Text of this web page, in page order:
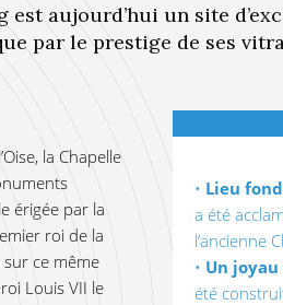
aujourd’hui un site
par le prestige de ses
la Chapelle
érigée par la
roi de la
ce même
Louis VII le
• Lieu
a été
l’ancienne
• Un
été